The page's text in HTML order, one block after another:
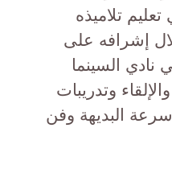
تلاميذه
إشرافه على
السينما
وتدريبات
سرعة البديهة وفن